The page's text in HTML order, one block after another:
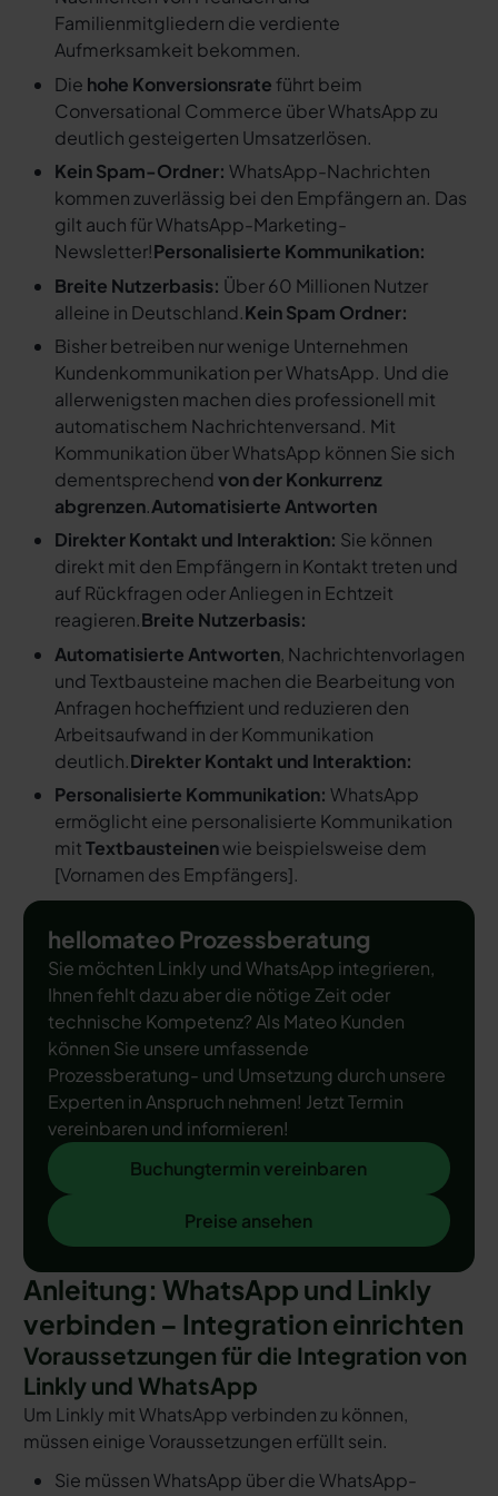
Familienmitgliedern die verdiente
Aufmerksamkeit bekommen.
Die hohe Konversionsrate führt beim
Conversational Commerce über WhatsApp zu
deutlich gesteigerten Umsatzerlösen.
Kein Spam-Ordner: WhatsApp-Nachrichten
kommen zuverlässig bei den Empfängern an. Das
gilt auch für WhatsApp-Marketing-
Newsletter!Personalisierte Kommunikation:
Breite Nutzerbasis: Über 60 Millionen Nutzer
alleine in Deutschland.Kein Spam Ordner:
Bisher betreiben nur wenige Unternehmen
Kundenkommunikation per WhatsApp. Und die
allerwenigsten machen dies professionell mit
automatischem Nachrichtenversand. Mit
Kommunikation über WhatsApp können Sie sich
dementsprechendvon der Konkurrenz
abgrenzen.Automatisierte Antworten
Direkter Kontakt und Interaktion: Sie können
direkt mit den Empfängern in Kontakt treten und
auf Rückfragen oder Anliegen in Echtzeit
reagieren.Breite Nutzerbasis:
Automatisierte Antworten, Nachrichtenvorlagen
und Textbausteine machen die Bearbeitung von
Anfragen hocheffizient und reduzieren den
Arbeitsaufwand in der Kommunikation
deutlich.Direkter Kontakt und Interaktion:
Personalisierte Kommunikation: WhatsApp
ermöglicht eine personalisierte Kommunikation
mitTextbausteinenwie beispielsweise dem
[Vornamen des Empfängers].
hellomateo Prozessberatung
Sie möchten Linkly und WhatsApp integrieren,
Ihnen fehlt dazu aber die nötige Zeit oder
technische Kompetenz? Als Mateo Kunden
können Sie unsere umfassende
Prozessberatung- und Umsetzung durch unsere
Experten in Anspruch nehmen! Jetzt Termin
vereinbaren und informieren!
Buchungtermin vereinbaren
Buchungtermin vereinbaren
Preise ansehen
Preise ansehen
Anleitung: WhatsApp und Linkly
verbinden – Integration einrichten
Voraussetzungen für die Integration von
Linkly und WhatsApp
Um Linkly mit WhatsApp verbinden zu können,
müssen einige Voraussetzungen erfüllt sein.
Sie müssen WhatsApp über die WhatsApp-